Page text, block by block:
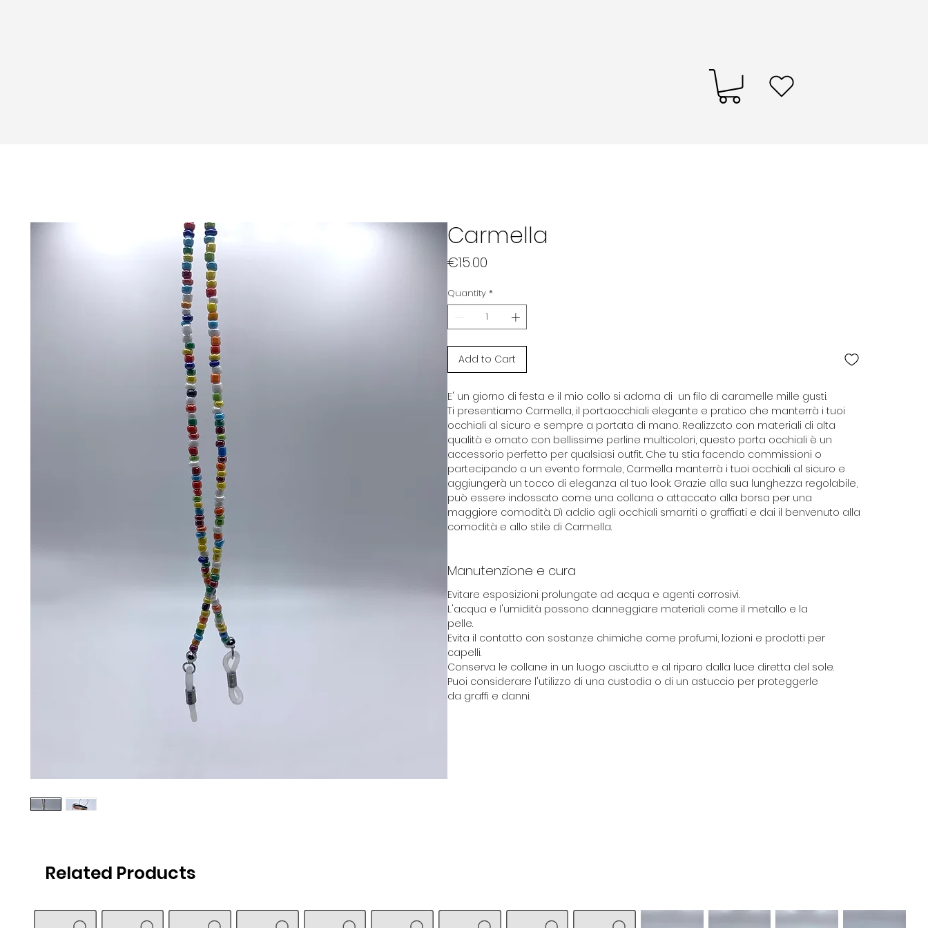
Related Products
Carmella
€15.00
Quantity *
Add to Cart
E' un giorno di festa e il mio collo si adorna di un filo di caramelle mille gusti.
Ti presentiamo Carmella, il portaocchiali elegante e pratico che manterrà i tuoi
occhiali al sicuro e sempre a portata di mano. Realizzato con materiali di alta
qualità e ornato con bellissime perline multicolori, questo porta occhiali è un
accessorio perfetto per qualsiasi outfit. Che tu stia facendo commissioni o
partecipando a un evento formale, Carmella manterrà i tuoi occhiali al sicuro e
aggiungerà un tocco di eleganza al tuo look. Grazie alla sua lunghezza regolabile,
può essere indossato come una collana o attaccato alla borsa per una
maggiore comodità. Dì addio agli occhiali smarriti o graffiati e dai il benvenuto alla
comodità e allo stile di Carmella.
Manutenzione e cura
Evitare esposizioni prolungate ad acqua e agenti corrosivi.
L'acqua e l'umidità possono danneggiare materiali come il metallo e la
pelle.
Evita il contatto con sostanze chimiche come profumi, lozioni e prodotti per
capelli.
Conserva le collane in un luogo asciutto e al riparo dalla luce diretta del sole.
Puoi considerare l'utilizzo di una custodia o di un astuccio per proteggerle
da graffi e danni.